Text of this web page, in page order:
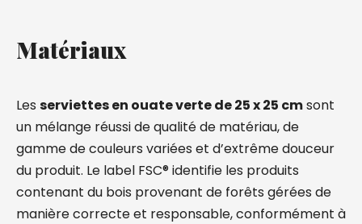
Matériaux
Les serviettes en ouate verte de 25 x 25 cmsont
un mélange réussi de qualité de matériau, de
gamme de couleurs variées et d’extrême douceur
du produit. Le label FSC® identifie les produits
contenant du bois provenant de forêts gérées de
manière correcte et responsable, conformément à